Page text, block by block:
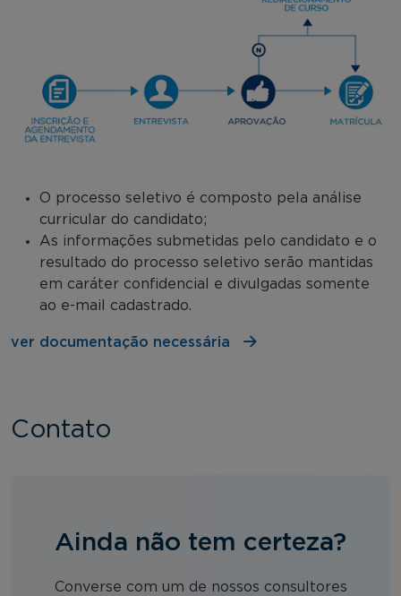
O processo seletivo é composto pela análise
curricular do candidato;
As informações submetidas pelo candidato e o
resultado do processo seletivo serão mantidas
em caráter confidencial e divulgadas somente
ao e-mail cadastrado.
ver documentação necessária
Contato
Ainda não tem certeza?
Converse com um de nossos consultores